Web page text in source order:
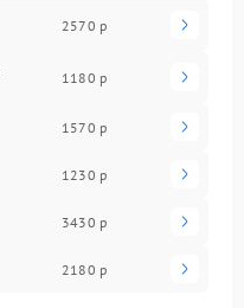
2570 р
1180 р
1570 р
1230 р
3430 р
2180 р